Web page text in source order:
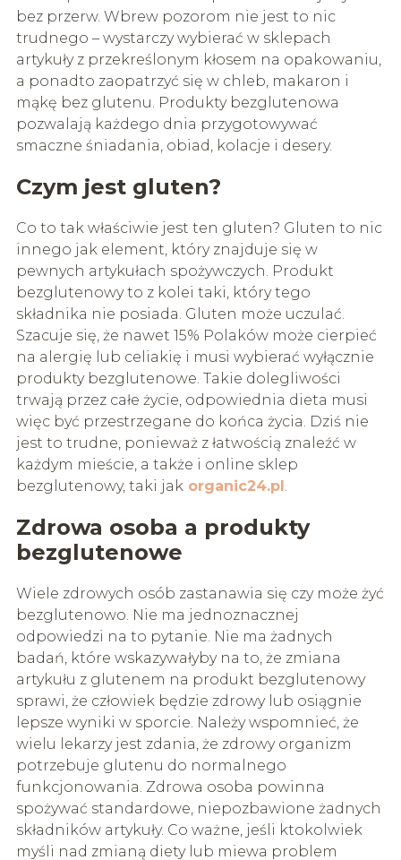
bez przerw. Wbrew pozorom nie jest to nic
trudnego – wystarczy wybierać w sklepach
artykuły z przekreślonym kłosem na opakowaniu,
a ponadto zaopatrzyć się w chleb, makaron i
mąkę bez glutenu. Produkty bezglutenowa
pozwalają każdego dnia przygotowywać
smaczne śniadania, obiad, kolacje i desery.
Czym jest gluten?
Co to tak właściwie jest ten gluten? Gluten to nic
innego jak element, który znajduje się w
pewnych artykułach spożywczych. Produkt
bezglutenowy to z kolei taki, który tego
składnika nie posiada. Gluten może uczulać.
Szacuje się, że nawet 15% Polaków może cierpieć
na alergię lub celiakię i musi wybierać wyłącznie
produkty bezglutenowe. Takie dolegliwości
trwają przez całe życie, odpowiednia dieta musi
więc być przestrzegane do końca życia. Dziś nie
jest to trudne, ponieważ z łatwością znaleźć w
każdym mieście, a także i online sklep
bezglutenowy, taki jakorganic24.pl.
Zdrowa osoba a produkty
bezglutenowe
Wiele zdrowych osób zastanawia się czy może żyć
bezglutenowo. Nie ma jednoznacznej
odpowiedzi na to pytanie. Nie ma żadnych
badań, które wskazywałyby na to, że zmiana
artykułu z glutenem na produkt bezglutenowy
sprawi, że człowiek będzie zdrowy lub osiągnie
lepsze wyniki w sporcie. Należy wspomnieć, że
wielu lekarzy jest zdania, że zdrowy organizm
potrzebuje glutenu do normalnego
funkcjonowania. Zdrowa osoba powinna
spożywać standardowe, niepozbawione żadnych
składników artykuły. Co ważne, jeśli ktokolwiek
myśli nad zmianą diety lub miewa problem